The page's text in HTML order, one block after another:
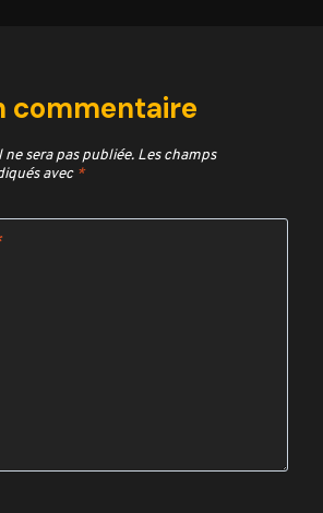
commentaire
ne sera pas publiée. Les champs
avec *